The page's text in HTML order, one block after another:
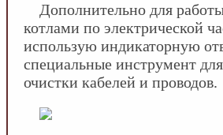
Дополнительно для
котлами по электрической
использую индикаторную
специальные инструмент
очистки кабелей и проводов.